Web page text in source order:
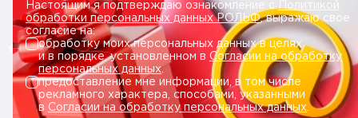
Настоящим я подтверждаю ознакомление сПолитикой
обработки персональных данных РОЛЬФ, выражаю свое
согласие на:
обработку моих персональных данных в целях
и в порядке, установленном в Согласии на обработку
персональных данных.
предоставление мне информации, в том числе
рекламного характера, способами, указанными
в Согласии на обработку персональных данных